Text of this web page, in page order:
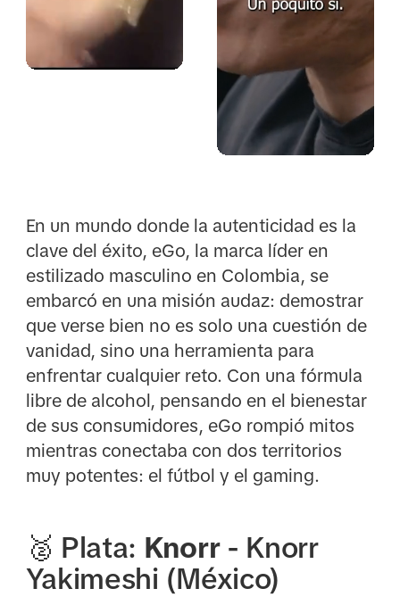
En un mundo donde la autenticidad es la
clave del éxito, eGo, la marca líder en
estilizado masculino en Colombia, se
embarcó en una misión audaz: demostrar
que verse bien no es solo una cuestión de
vanidad, sino una herramienta para
enfrentar cualquier reto. Con una fórmula
libre de alcohol, pensando en el bienestar
de sus consumidores, eGo rompió mitos
mientras conectaba con dos territorios
muy potentes: el fútbol y el gaming.
🥈 Plata: Knorr - Knorr
Yakimeshi (México)